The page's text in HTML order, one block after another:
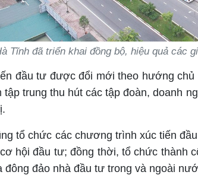
Tĩnh đã triển khai đồng bộ, hiệu quả các
đầu tư được đổi mới theo hướng
tập trung thu hút các tập đoàn, doanh
tổ chức các chương trình xúc tiến
hội đầu tư; đồng thời, tổ chức thành
đông đảo nhà đầu tư trong và ngoài